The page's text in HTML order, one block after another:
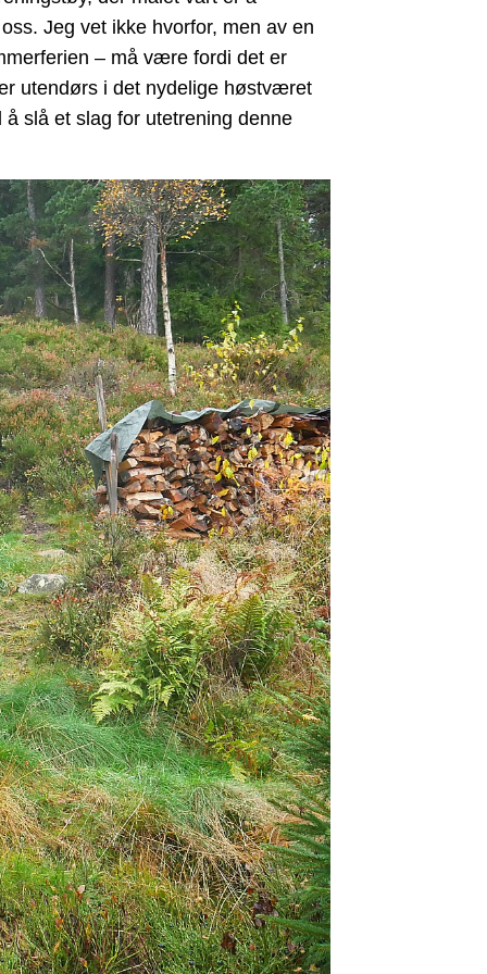
Jeg vet ikke hvorfor, men av en
– må være fordi det er
utendørs i det nydelige høstværet
slå et slag for utetrening denne